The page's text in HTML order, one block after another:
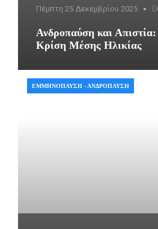
Πέμπτη 25 Δεκεμβρίου 2025
Ανδροπαύση και
Κρίση Μέσης Ηλικίας
ΕΜΜΗΝΌΠΑΥΣΗ - ΑΝΔΡΌΠΑΥΣΗ